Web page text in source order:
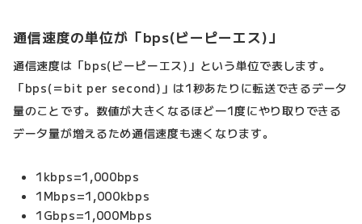
通信速度の単位が「bps(ビーピーエス)」
通信速度は「bps(ビーピーエス)」という単位で表します。
「bps(＝bit per second)」は1秒あたりに転送できるデータ
量のことです。数値が大きくなるほど一1度にやり取りできる
データ量が増えるため通信速度も速くなります。
1kbps=1,000bps
1Mbps=1,000kbps
1Gbps=1,000Mbps